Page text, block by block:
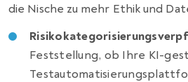
die Nische zu mehr Ethik und
Feststellung, ob Ihre KI-